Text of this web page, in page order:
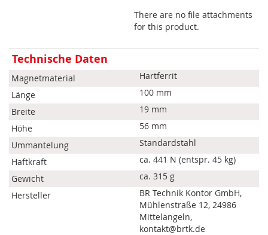
There are no file attachments
for this product.
Mehr
Informationen
Technische Daten
Magnetmaterial
Hartferrit
Länge
100 mm
Breite
19 mm
Höhe
56 mm
Ummantelung
Standardstahl
Haftkraft
ca. 441 N (entspr. 45 kg)
Gewicht
ca. 315 g
Hersteller
BR Technik Kontor GmbH,
Mühlenstraße 12, 24986
Mittelangeln,
kontakt@brtk.de